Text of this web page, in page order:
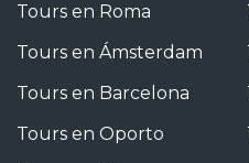
Tours en Roma
Tours en Ámsterdam
Tours en Barcelona
Tours en Oporto